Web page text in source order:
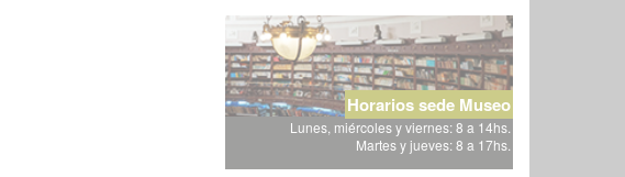
Horarios sede Museo
Lunes, miércoles y viernes: 8 a 14hs.
Martes y jueves: 8 a 17hs.